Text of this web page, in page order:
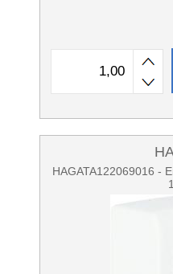
HAGATA122069016 -